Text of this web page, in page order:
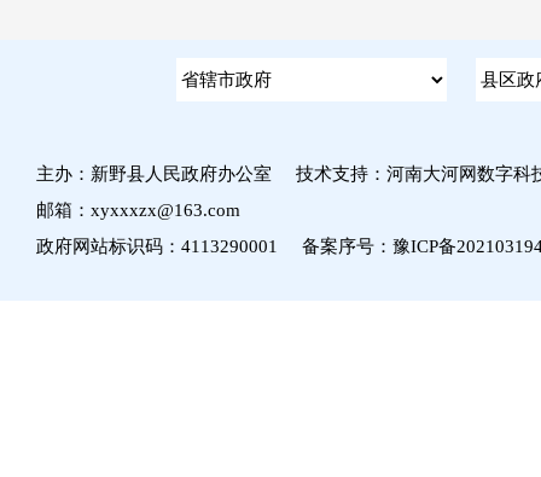
主办：新野县人民政府办公室 技术支持：河南大河网数字科
邮箱：xyxxxzx@163.com
政府网站标识码：4113290001 备案序号： 豫ICP备